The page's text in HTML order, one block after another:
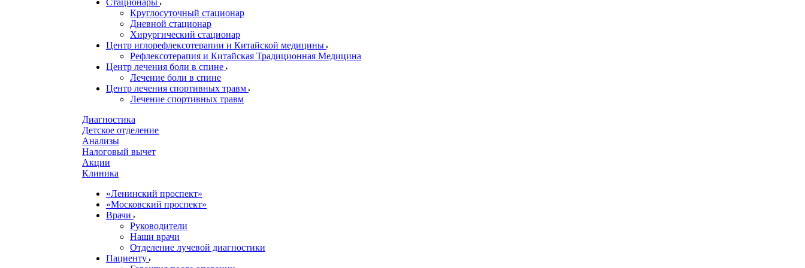
Стационары
Круглосуточный стационар
Дневной стационар
Хирургический стационар
Центр иглорефлексотерапии и Китайской медицины
Рефлексотерапия и Китайская Традиционная Медицина
Центр лечения боли в спине
Лечение боли в спине
Центр лечения спортивных травм
Лечение спортивных травм
Диагностика
Детское отделение
Анализы
Налоговый вычет
Акции
Клиника
«Ленинский проспект»
«Московский проспект»
Врачи
Руководители
Наши врачи
Отделение лучевой диагностики
Пациенту